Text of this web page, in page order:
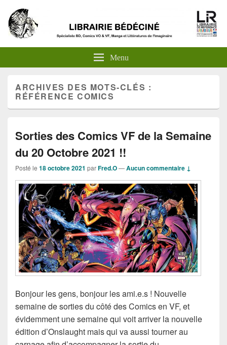
Menu
ARCHIVES DES MOTS-CLÉS :
RÉFÉRENCE COMICS
Sorties des Comics VF de la Semaine
du 20 Octobre 2021 !!
Posté le 18 octobre 2021 parFred.O—Aucun commentaire ↓
Bonjour les gens, bonjour les ami.e.s ! Nouvelle
semaine de sorties du côté des Comics en VF, et
évidemment une semaine qui voit arriver la nouvelle
édition d’Onslaught mais qui va aussi tourner au